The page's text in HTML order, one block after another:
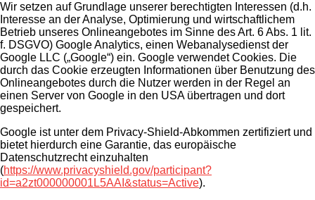
Wir setzen auf Grundlage unserer berechtigten Interessen (d.h.
Interesse an der Analyse, Optimierung und wirtschaftlichem
Betrieb unseres Onlineangebotes im Sinne des Art. 6 Abs. 1 lit.
f. DSGVO) Google Analytics, einen Webanalysedienst der
Google LLC („Google“) ein. Google verwendet Cookies. Die
durch das Cookie erzeugten Informationen über Benutzung des
Onlineangebotes durch die Nutzer werden in der Regel an
einen Server von Google in den USA übertragen und dort
gespeichert.
Google ist unter dem Privacy-Shield-Abkommen zertifiziert und
bietet hierdurch eine Garantie, das europäische
Datenschutzrecht einzuhalten
(https://www.privacyshield.gov/participant?
id=a2zt000000001L5AAI&status=Active).